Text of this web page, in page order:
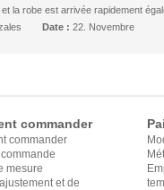
la robe est arrivée rapidement
Date : 22. Novembre
commander
commander
mesure
et de